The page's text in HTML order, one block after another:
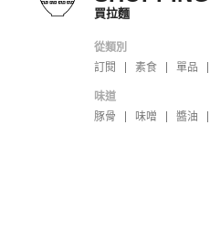
買拉麵
從類別
訂閱
素食 單品
味道
豚骨
味噌 醬油